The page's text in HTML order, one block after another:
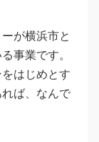
が横浜市と
事業です。
はじめとす
ば、なんで